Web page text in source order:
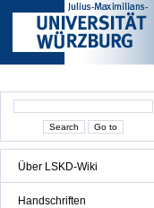
Über LSKD-Wiki
Handschriften